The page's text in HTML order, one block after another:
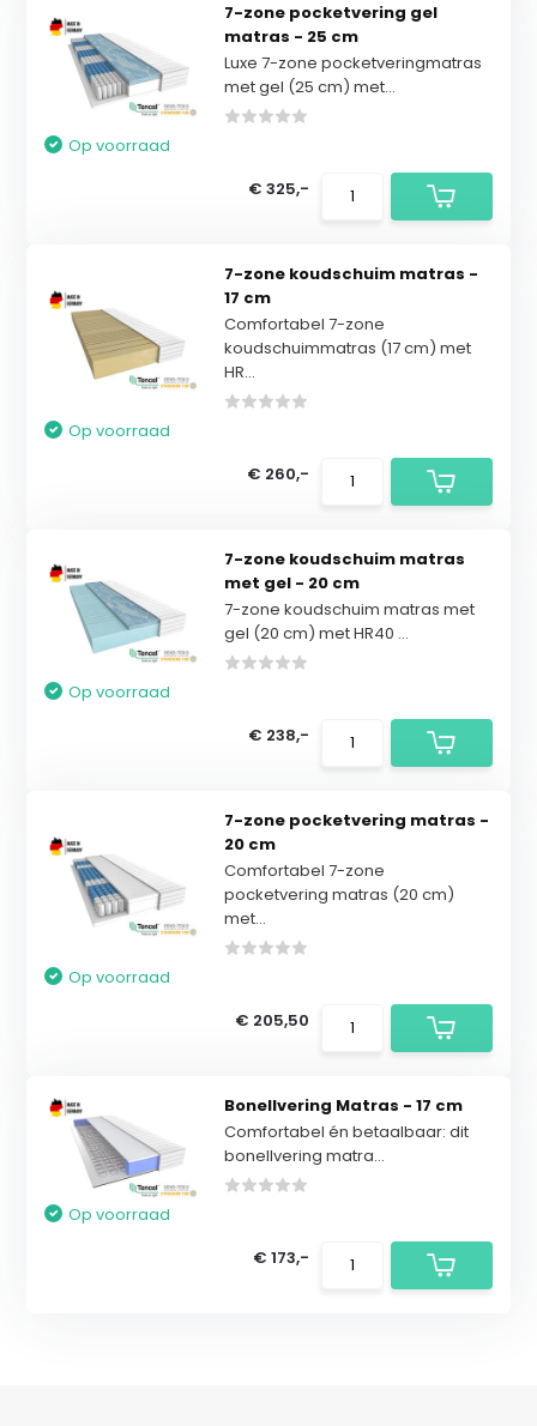
7-zone pocketvering gel
matras - 25 cm
Luxe 7-zone pocketveringmatras
met gel (25 cm) met...
Op voorraad
€ 325,-
7-zone koudschuim matras -
17 cm
Comfortabel 7-zone
koudschuimmatras (17 cm) met
HR...
Op voorraad
€ 260,-
7-zone koudschuim matras
met gel - 20 cm
7-zone koudschuim matras met
gel (20 cm) met HR40 ...
Op voorraad
€ 238,-
7-zone pocketvering matras -
20 cm
Comfortabel 7-zone
pocketvering matras (20 cm)
met...
Op voorraad
€ 205,50
Bonellvering Matras - 17 cm
Comfortabel én betaalbaar: dit
bonellvering matra...
Op voorraad
€ 173,-